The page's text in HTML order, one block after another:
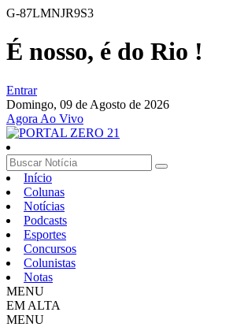
G-87LMNJR9S3
É nosso, é do Rio !
Entrar
Domingo, 09 de Agosto de 2026
Agora Ao Vivo
Início
Colunas
Notícias
Podcasts
Esportes
Concursos
Colunistas
Notas
MENU
EM ALTA
MENU